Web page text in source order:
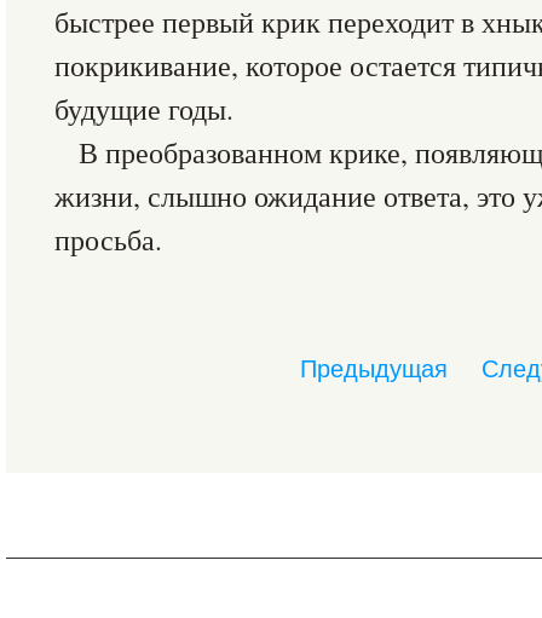
быстрее первый крик переходит в
покрикивание, которое остается
будущие годы.
В преобразованном крике,
жизни, слышно ожидание ответа, это
просьба.
Предыдущая